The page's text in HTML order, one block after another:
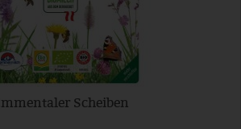
Scheiben